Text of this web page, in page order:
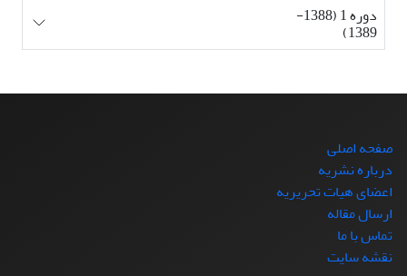
دوره 1 (1388-
1389)
صفحه اصلی
درباره نشریه
اعضای هیات تحریریه
ارسال مقاله
تماس با ما
نقشه سایت